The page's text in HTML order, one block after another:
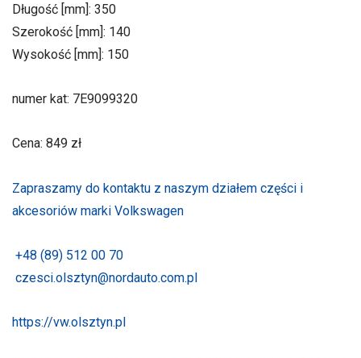
Długość [mm]: 350
Szerokość [mm]: 140
Wysokość [mm]: 150
numer kat: 7E9099320
Cena: 849 zł
Zapraszamy do kontaktu z naszym działem części i
akcesoriów marki Volkswagen
+48 (89) 512 00 70
czesci.olsztyn@nordauto.com.pl
https://vw.olsztyn.pl